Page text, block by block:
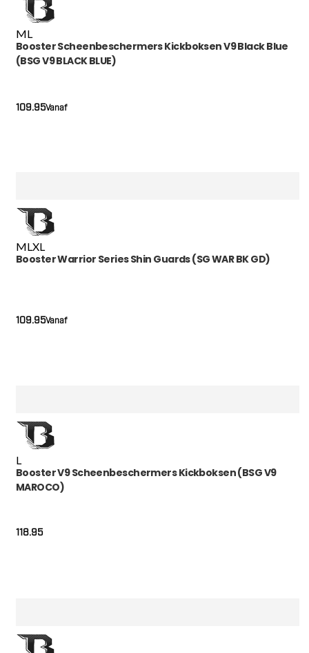
ML
Booster Scheenbeschermers Kickboksen V9 Black Blue
(BSG V9 BLACK BLUE)
Vanaf
109.95
MLXL
Booster Warrior Series Shin Guards (SG WAR BK GD)
Vanaf
109.95
L
Booster V9 Scheenbeschermers Kickboksen (BSG V9
MAROCO)
118.95